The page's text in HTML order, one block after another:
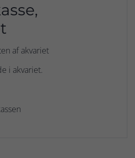
af akvariet
i akvariet.